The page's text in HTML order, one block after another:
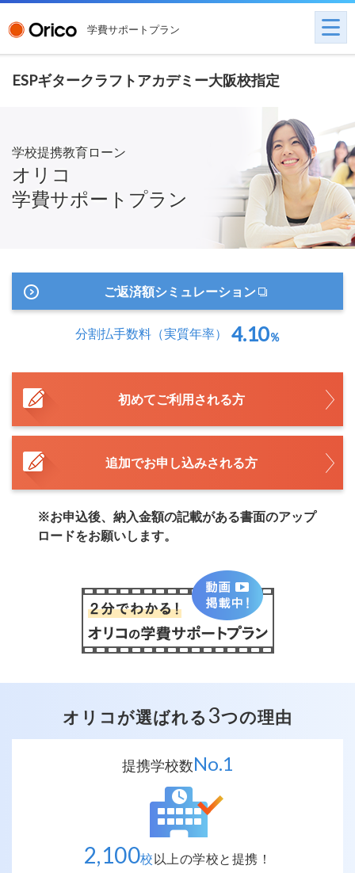
学費サポートプラン
ESPギタークラフトアカデミー大阪校指定
学校提携教育ローン
オリコ
学費サポートプラン
ご返済額シミュレーション
分割払手数料（実質年率） 4.10％
初めてご利用される方
追加でお申し込みされる方
※お申込後、納入金額の記載がある書面のアップ
ロードをお願いします。
オリコが選ばれる 3つの理由
提携学校数No.1
2,100校以上の学校と提携！